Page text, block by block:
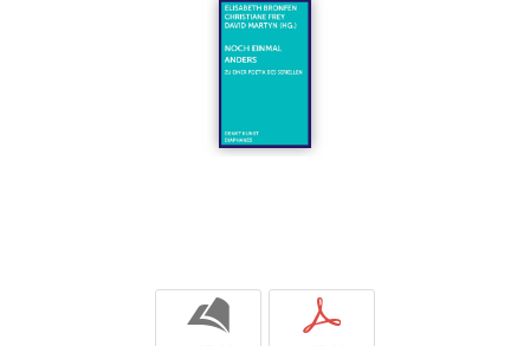
b p